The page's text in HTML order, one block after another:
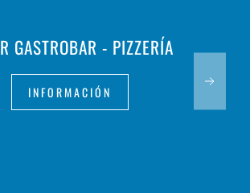
GASTROBAR - PIZZERÍA
INFORMACIÓN